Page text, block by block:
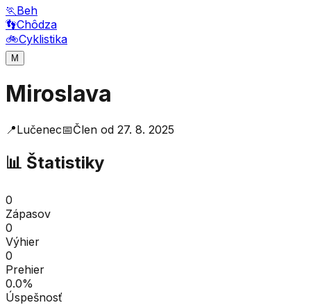
🏃Beh
👣Chôdza
🚲Cyklistika
M
Miroslava
📍Lučenec📅Člen od 27. 8. 2025
📊 Štatistiky
0
Zápasov
0
Výhier
0
Prehier
0.0%
Úspešnosť